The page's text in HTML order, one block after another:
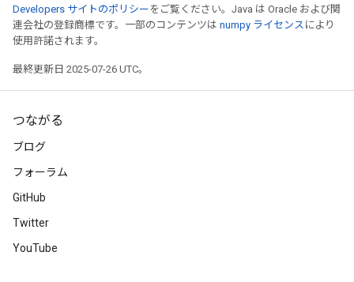
Developers サイトのポリシー をご覧ください。Java は Oracle および関
連会社の登録商標です。一部のコンテンツは numpy ライセンス により
使用許諾されます。
最終更新日 2025-07-26 UTC。
つながる
ブログ
フォーラム
GitHub
Twitter
YouTube